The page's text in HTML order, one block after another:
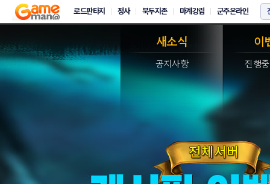
새소식
공지사항
이
진행